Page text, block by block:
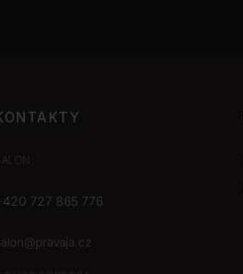
727 865 776